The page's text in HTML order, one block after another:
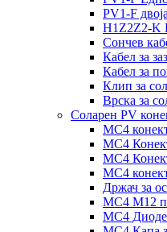
PV1-F
H1Z2Z2-K
Сончев
Кабел за
Кабел за
Клип за
Врска за
Соларен PV
MC4
MC4
MC4
MC4
Држач за
MC4 M12
MC4